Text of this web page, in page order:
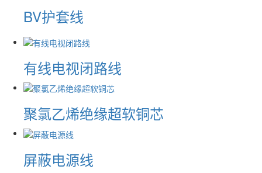
BV护套线
有线电视闭路线
聚氯乙烯绝缘超软铜芯
屏蔽电源线